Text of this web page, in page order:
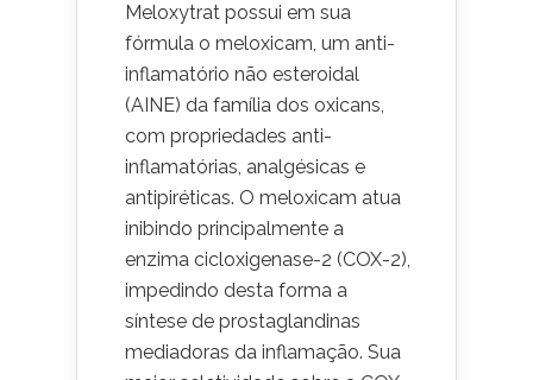
Meloxytrat possui em sua
fórmula o meloxicam, um anti-
inflamatório não esteroidal
(AINE) da família dos oxicans,
com propriedades anti-
inflamatórias, analgésicas e
antipiréticas. O meloxicam atua
inibindo principalmente a
enzima cicloxigenase-2 (COX-2),
impedindo desta forma a
síntese de prostaglandinas
mediadoras da inflamação. Sua